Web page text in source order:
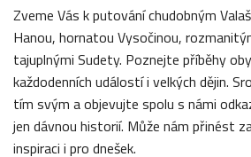
Zveme Vás k putování chudobným
Hanou, hornatou Vysočinou,
tajuplnými Sudety. Poznejte příběhy
každodenních událostí i velkých dějin.
tím svým a objevujte spolu s námi
jen dávnou historií. Může nám přinést
inspiraci i pro dnešek.